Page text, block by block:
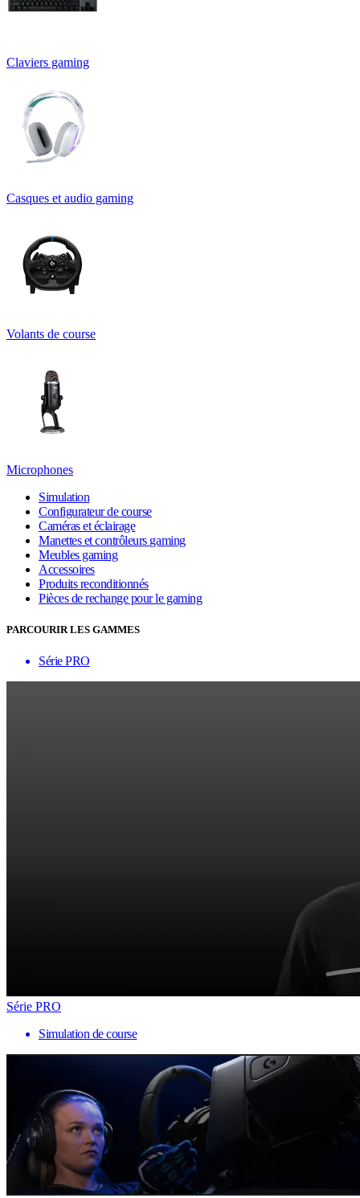
Claviers gaming
Casques et audio gaming
Volants de course
Microphones
Simulation
Configurateur de course
Caméras et éclairage
Manettes et contrôleurs gaming
Meubles gaming
Accessoires
Produits reconditionnés
Pièces de rechange pour le gaming
PARCOURIR LES GAMMES
Série PRO
Série PRO
Simulation de course